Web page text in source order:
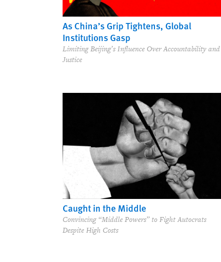
As China’s Grip Tightens, Global
Institutions Gasp
Limiting Beijing’s Influence Over Accountability and
Justice
Caught in the Middle
Convincing “Middle Powers” to Fight Autocrats
Despite High Costs